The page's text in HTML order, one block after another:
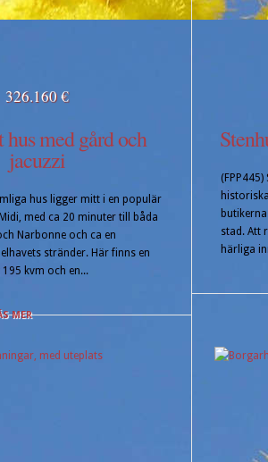
326.160 €
med gård och
jacuzzi
hus ligger mitt i en populär
med ca 20 minuter till båda
Narbonne och ca en
stränder. Här finns en
kvm och en...
MER
stad. Att
härliga